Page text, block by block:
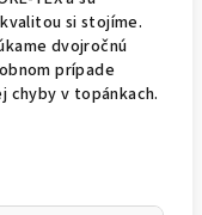
si stojíme.
dvojročnú
prípade
chyby v topánkach.